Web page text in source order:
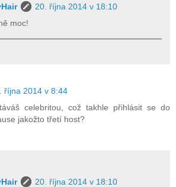
20. října 2014 v 18:10
moc!
října 2014 v 8:44
celebritou, což takhle přihlásit se do
jakožto třetí host?
20. října 2014 v 18:10